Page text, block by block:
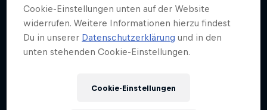
Cookie-Einstellungen unten auf der Website
widerrufen. Weitere Informationen hierzu findest
Du in unserer Datenschutzerklärung und in den
unten stehenden Cookie-Einstellungen.
Cookie-Einstellungen